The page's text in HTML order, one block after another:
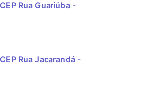
CEP Rua Guariúba -
CEP Rua Jacarandá -